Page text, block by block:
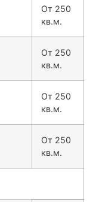
От 250
кв.м.
От 250
кв.м.
От 250
кв.м.
От 250
кв.м.